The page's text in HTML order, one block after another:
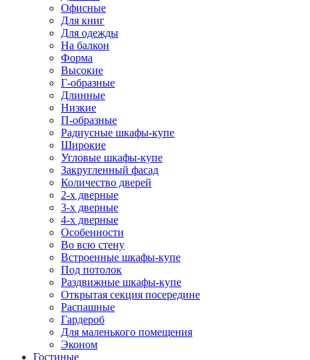
Офисные
Для книг
Для одежды
На балкон
Форма
Высокие
Г-образные
Длинные
Низкие
П-образные
Радиусные шкафы-купе
Широкие
Угловые шкафы-купе
Закругленный фасад
Количество дверей
2-х дверные
3-х дверные
4-х дверные
Особенности
Во всю стену
Встроенные шкафы-купе
Под потолок
Раздвижные шкафы-купе
Открытая секция посередине
Распашные
Гардероб
Для маленького помещения
Эконом
Гостиные